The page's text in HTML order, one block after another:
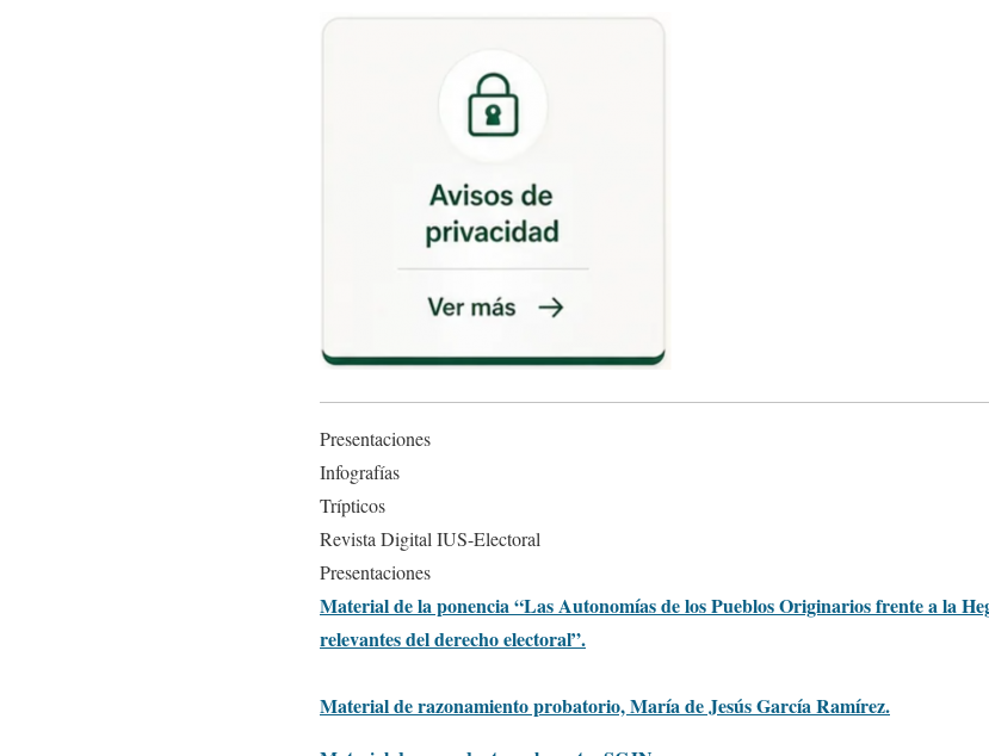
Presentaciones
Infografías
Trípticos
Revista Digital IUS-Electoral
Presentaciones
Material de la ponencia “Las Autonomías de los Pueblos Originarios frente a la
relevantes del derecho electoral”.
Material de razonamiento probatorio, María de Jesús García Ramírez.